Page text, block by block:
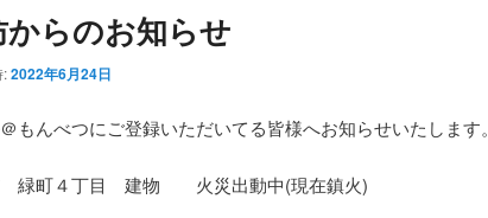
からのお知らせ
:2022年6月24日
もんべつにご登録いただいてる皆様へお知らせいたします。
緑町４丁目 建物 火災出動中(現在鎮火)